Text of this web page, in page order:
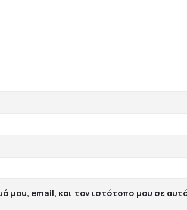
μου, email, και τον ιστότοπο μου σε